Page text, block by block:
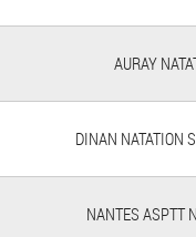
AURAY
DINAN NATATION
NANTES ASPTT